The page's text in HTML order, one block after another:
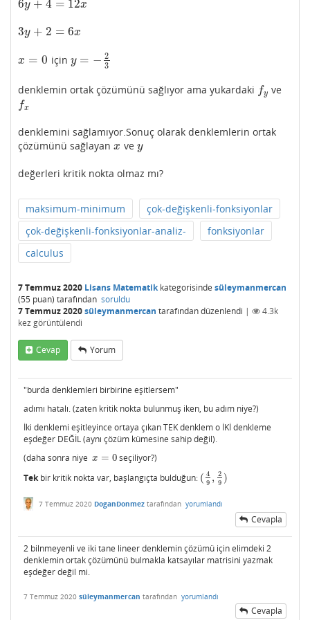
6y + 4 = 12x
6y+ 4= 12 x
3y + 2 = 6x
3y+ 2= 6x
x = 0
x= 0 için y = − 2
3
y=−2 3
denklemin ortak çözümünü sağlıyor ama yukardaki fy
fy ve
fx
fx
denklemini sağlamıyor.Sonuç olarak denklemlerin ortak
çözümünü sağlayan x
x ve y
y
değerleri kritik nokta olmaz mı?
maksimum-minimum
çok-değişkenli-fonksiyonlar
çok-değişkenli-fonksiyonlar-analiz-
fonksiyonlar
calculus
7 Temmuz 2020 Lisans Matematikkategorisinde süleymanmercan
(55 puan) tarafından soruldu
7 Temmuz 2020süleymanmercan tarafındandüzenlendi |
4.3k
kez görüntülendi
Cevap Yorum
"burda denklemleri birbirine eşitlersem"
adımı hatalı. (zaten kritik nokta bulunmuş iken, bu adım niye?)
İki denklemi eşitleyince ortaya çıkan TEK denklem o İKİ denkleme
eşdeğer DEĞİL (aynı çözüm kümesine sahip değil).
(daha sonra niye x = 0
x= 0
seçiliyor?)
Tekbir kritik nokta var, başlangıçta bulduğun: ( 4
9 , 2
9 )
( 49, 29)
7 Temmuz 2020 DoganDonmez tarafından yorumlandı
Cevapla
2 bilnmeyenli ve iki tane lineer denklemin çözümü için elimdeki 2
denklemin ortak çözümünü bulmakla katsayılar matrisini yazmak
eşdeğer değil mi.
7 Temmuz 2020 süleymanmercan tarafından yorumlandı
Cevapla